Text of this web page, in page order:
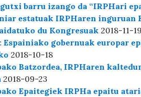
barru izango da “IRPHari
estatuak IRPHaren inguruan
du Kongresuak 2018-11-19
Espainiako gobernuak europar
2018-10-18
Batzordea, IRPHaren
2018-09-23
Epaitegiek IRPHa epaitu